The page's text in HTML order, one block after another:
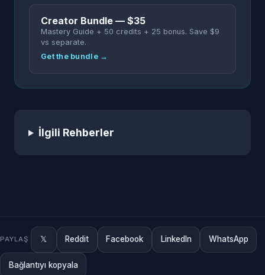
Creator Bundle — $35
Mastery Guide + 50 credits + 25 bonus. Save $9
vs separate.
Get the bundle →
İlgili Rehberler
PAYLAŞ 𝕏 Reddit Facebook LinkedIn WhatsApp
Bağlantıyı kopyala